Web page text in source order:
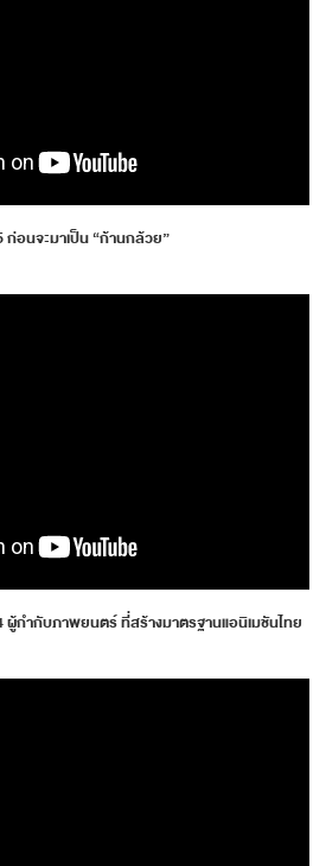
ก่อนจะมาเป็น “ก้านกล้วย”
ผู้กำกับภาพยนตร์ ที่สร้างมาตรฐานแอนิเมชันไทย